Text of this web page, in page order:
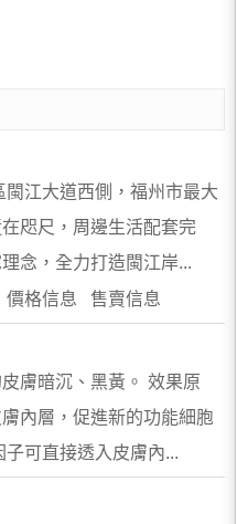
江大道西側，福州市最大
咫尺，周邊生活配套完
念，全力打造閩江岸...
格信息 售賣信息
膚暗沉、黑黃。 效果原
內層，促進新的功能細胞
可直接透入皮膚內...